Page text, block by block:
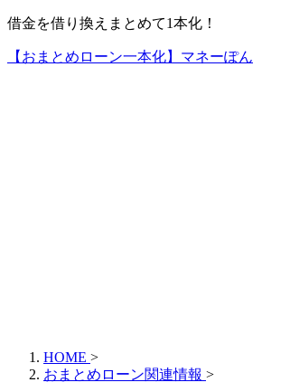
借金を借り換えまとめて1本化！
【おまとめローン一本化】マネーぽん
HOME >
おまとめローン関連情報 >